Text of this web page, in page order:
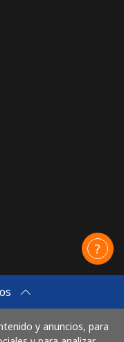
y anuncios, para